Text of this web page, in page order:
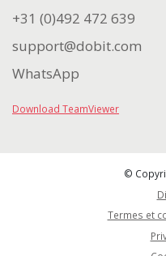
+31 (0)492 472 639
support@dobit.com
WhatsApp
Download TeamViewer
©
Termes et